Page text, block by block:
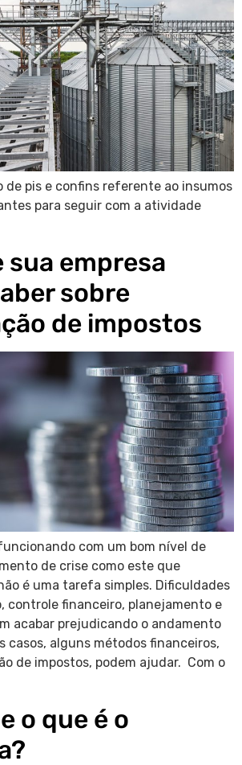
de pis e confins referente ao insumos
para seguir com a atividade
sua empresa
sobre
de impostos
com um bom nível de
de crise como este que
é uma tarefa simples. Dificuldades
controle financeiro, planejamento e
acabar prejudicando o andamento
casos, alguns métodos financeiros,
de impostos, podem ajudar. Com o
o que é o